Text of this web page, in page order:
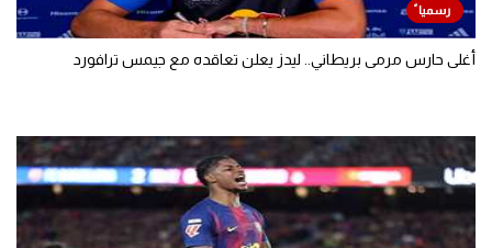
أغلى حارس مرمى بريطاني.. ليدز يعلن تعاقده مع جيمس ترافورد